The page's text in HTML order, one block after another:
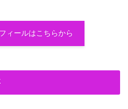
ィールはこちらから